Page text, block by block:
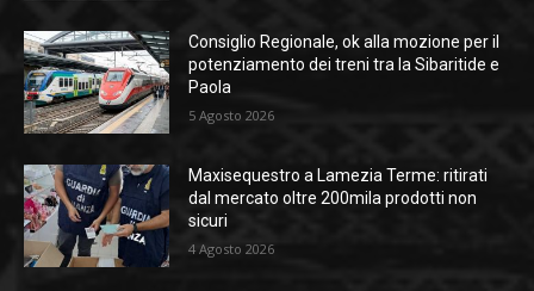
Consiglio Regionale, ok alla mozione per il
potenziamento dei treni tra la Sibaritide e
Paola
5 Agosto 2026
Maxisequestro a Lamezia Terme: ritirati
dal mercato oltre 200mila prodotti non
sicuri
4 Agosto 2026